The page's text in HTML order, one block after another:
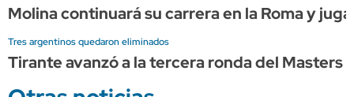
Molina continuará su carrera en la Roma y
Tres argentinos quedaron eliminados
Tirante avanzó a la tercera ronda del